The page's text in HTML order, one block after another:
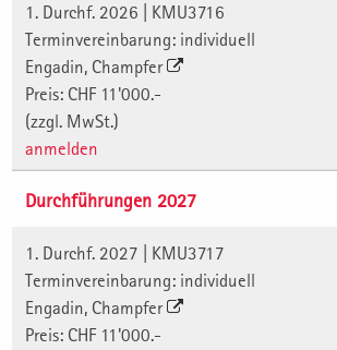
1. Durchf. 2026 | KMU3716
Terminvereinbarung: individuell
Engadin, Champfer
Preis: CHF 11'000.-
(zzgl. MwSt.)
anmelden
Durchführungen 2027
1. Durchf. 2027 | KMU3717
Terminvereinbarung: individuell
Engadin, Champfer
Preis: CHF 11'000.-